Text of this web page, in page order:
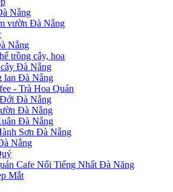
Nẵng
vườn Đà Nẵng
Nẵng
trồng cây, hoa
Đà Nẵng
lan Đà Nẵng
- Trà Hoa Quán
Đà Nẵng
Đà Nẵng
Đà Nẵng
Sơn Đà Nẵng
Nẵng
Cafe Nổi Tiếng Nhất Đà Năng
Mắt